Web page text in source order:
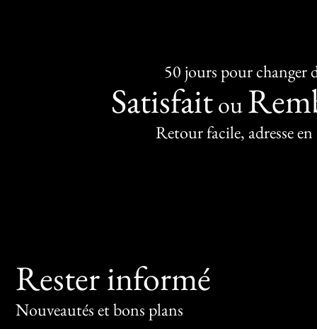
50 jours pour changer
Satisfaitou
Retour facile, adresse en
Rester informé
Nouveautés et bons plans